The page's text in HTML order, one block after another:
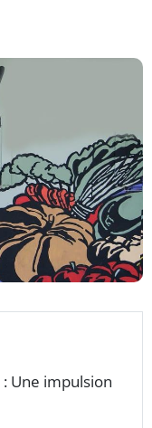
: Une impulsion